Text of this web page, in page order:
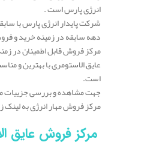
انرژی پارس است .
شرکت پایدار انرژی پارس با
دهه سابقه در زمینه خرید و
مرکز فروش قابل اطمینان در
عایق الاستومری با بهترین و
است.
جهت مشاهده و بررسی جزییات
مرکز فروش مهار انرژی به لینک
مرکز فروش عایق